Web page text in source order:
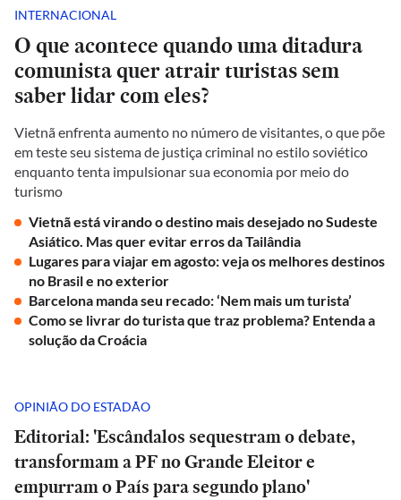
INTERNACIONAL
O que acontece quando uma ditadura
comunista quer atrair turistas sem
saber lidar com eles?
Vietnã enfrenta aumento no número de visitantes, o que põe
em teste seu sistema de justiça criminal no estilo soviético
enquanto tenta impulsionar sua economia por meio do
turismo
Vietnã está virando o destino mais desejado no Sudeste
Asiático. Mas quer evitar erros da Tailândia
Lugares para viajar em agosto: veja os melhores destinos
no Brasil e no exterior
Barcelona manda seu recado: ‘Nem mais um turista’
Como se livrar do turista que traz problema? Entenda a
solução da Croácia
OPINIÃO DO ESTADÃO
Editorial: 'Escândalos sequestram o debate,
transformam a PF no Grande Eleitor e
empurram o País para segundo plano'